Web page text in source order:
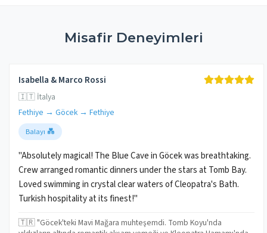
Misafir Deneyimleri
Isabella & Marco Rossi
🇮🇹 İtalya
Fethiye → Göcek → Fethiye
Balayı 💑
"Absolutely magical! The Blue Cave in Göcek was breathtaking.
Crew arranged romantic dinners under the stars at Tomb Bay.
Loved swimming in crystal clear waters of Cleopatra's Bath.
Turkish hospitality at its finest!"
🇹🇷 "Göcek'teki Mavi Mağara muhteşemdi. Tomb Koyu'nda